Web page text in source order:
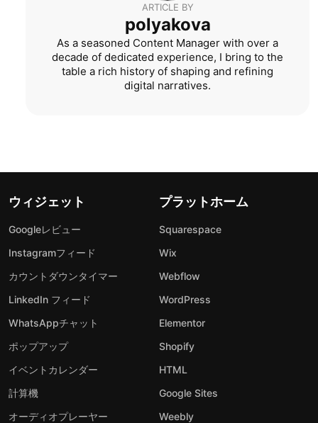
ARTICLE BY
polyakova
As a seasoned Content Manager with over a
decade of dedicated experience, I bring to the
table a rich history of shaping and refining
digital narratives.
ウィジェット
Googleレビュー
Instagramフィード
カウントダウンタイマー
LinkedIn フィード
WhatsAppチャット
ポップアップ
イベントカレンダー
計算機
オーディオプレーヤー
プラットホーム
Squarespace
Wix
Webflow
WordPress
Elementor
Shopify
HTML
Google Sites
Weebly